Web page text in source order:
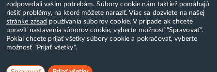
zodpovedali vašim potrebám. Súbory cookie nám taktiež pomáhajú
riešiť problémy, na ktoré môžete naraziť. Viac sa dozviete na našej
stránke zásad používania súborov cookie. V prípade ak chcete
upraviť nastavenia súborov cookie, vyberte možnosť "Spravovať".
Pokiaľ chcete prijať všetky súbory cookie a pokračovať, vyberte
možnosť "Prijať všetky".
Webhosting
Domény
Copyright & 2018-2026 HostCreators. Všetky práva vyhradené